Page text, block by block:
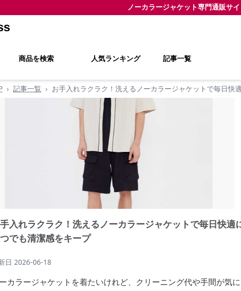
ノーカラージャケット専門通販サイ
商品を検索 人気ランキング 記事一覧
› 記事一覧 › お手入れラクラク！洗えるノーカラージャケットで毎日快
入れラクラク！洗えるノーカラージャケットで毎日快適
でも清潔感をキープ
日 2026-06-18
カラージャケットを着たいけれど、クリーニング代や手間が気